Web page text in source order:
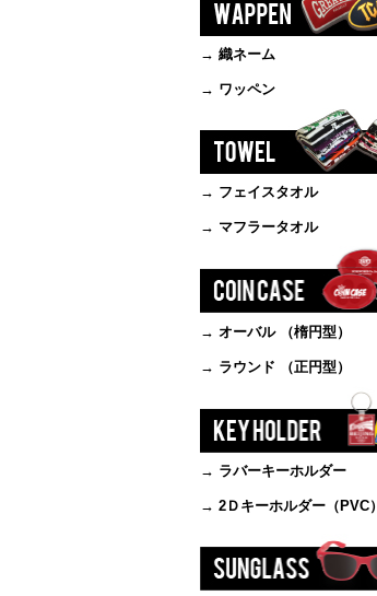
→ 織ネーム
→ ワッペン
→ フェイスタオル
→ マフラータオル
→ オーバル （楕円型）
→ ラウンド （正円型）
→ ラバーキーホルダー
→ 2Ｄキーホルダー（PVC）